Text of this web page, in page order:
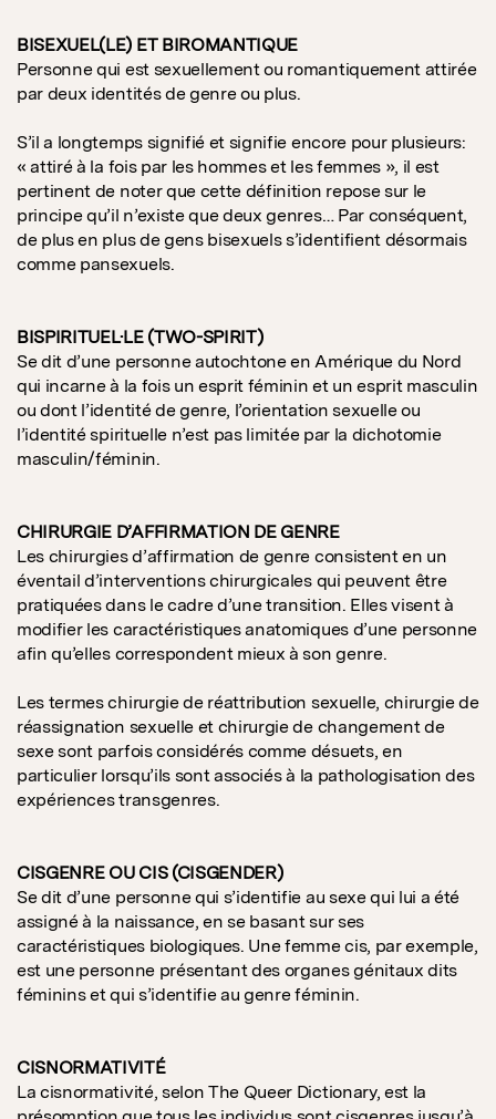
BISEXUEL(LE) ET BIROMANTIQUE
Personne qui est sexuellement ou romantiquement attirée
par deux identités de genre ou plus.
S’il a longtemps signifié et signifie encore pour plusieurs:
« attiré à la fois par les hommes et les femmes », il est
pertinent de noter que cette définition repose sur le
principe qu’il n’existe que deux genres… Par conséquent,
de plus en plus de gens bisexuels s’identifient désormais
comme pansexuels.
BISPIRITUEL·LE (TWO-SPIRIT)
Se dit d’une personne autochtone en Amérique du Nord
qui incarne à la fois un esprit féminin et un esprit masculin
ou dont l’identité de genre, l’orientation sexuelle ou
l’identité spirituelle n’est pas limitée par la dichotomie
masculin/féminin.
CHIRURGIE D’AFFIRMATION DE GENRE
Les chirurgies d’affirmation de genre consistent en un
éventail d’interventions chirurgicales qui peuvent être
pratiquées dans le cadre d’une transition. Elles visent à
modifier les caractéristiques anatomiques d’une personne
afin qu’elles correspondent mieux à son genre.
Les termes chirurgie de réattribution sexuelle, chirurgie de
réassignation sexuelle et chirurgie de changement de
sexe sont parfois considérés comme désuets, en
particulier lorsqu’ils sont associés à la pathologisation des
expériences transgenres.
CISGENRE OU CIS (CISGENDER)
Se dit d’une personne qui s’identifie au sexe qui lui a été
assigné à la naissance, en se basant sur ses
caractéristiques biologiques. Une femme cis, par exemple,
est une personne présentant des organes génitaux dits
féminins et qui s’identifie au genre féminin.
CISNORMATIVITÉ
La cisnormativité, selon The Queer Dictionary, est la